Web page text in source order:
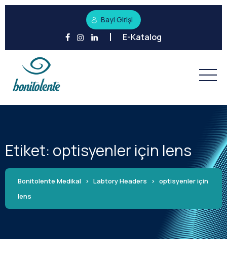
Bayi Girişi
E-Katalog
Etiket: optisyenler için lens
Bonitolente Medikal > Labtory Headers > optisyenler için
lens